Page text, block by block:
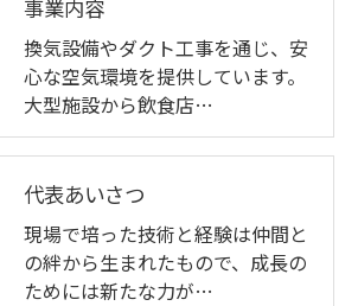
事業内容
換気設備やダクト工事を通じ、安
心な空気環境を提供しています。
大型施設から飲食店…
代表あいさつ
現場で培った技術と経験は仲間と
の絆から生まれたもので、成長の
ためには新たな力が…